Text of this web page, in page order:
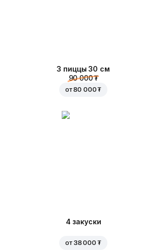
3 пиццы 30 см
90 000 ₮
от80 000 ₮
4 закуски
от 38 000 ₮